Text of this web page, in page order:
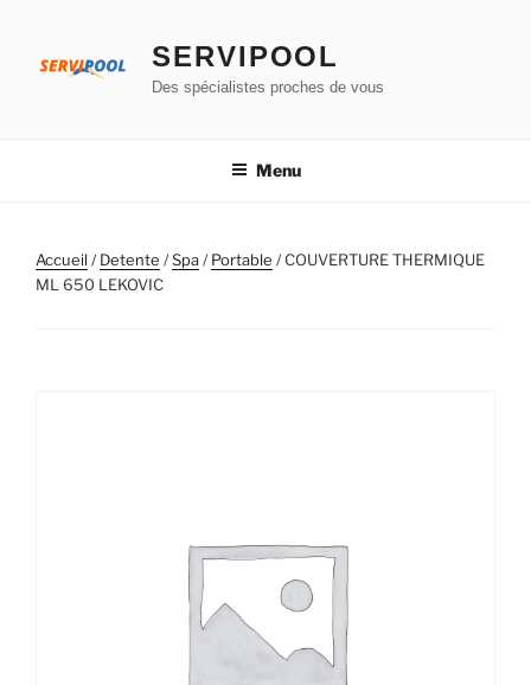
contenu
SERVIPOOL
Des spécialistes proches de vous
Menu
Accueil/Detente /Spa/Portable / COUVERTURE THERMIQUE
ML 650 LEKOVIC